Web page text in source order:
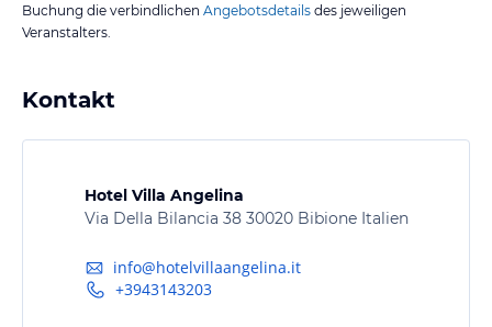
Buchung die verbindlichen Angebotsdetails des jeweiligen
Veranstalters.
Kontakt
Hotel Villa Angelina
Via Della Bilancia 38 30020 Bibione Italien
info@hotelvillaangelina.it
+3943143203